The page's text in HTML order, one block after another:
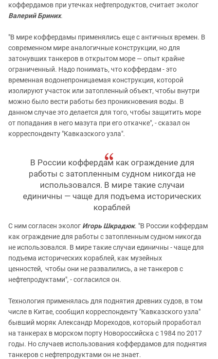
коффердамов при утечках нефтепродуктов, считает эколог
Валерий Бриних.
"В мире коффердамы применялись еще с античных времен. В
современном мире аналогичные конструкции, но для
затонувших танкеров в открытом море — опыт крайне
ограниченный. Надо понимать, что коффердам - это
временная водонепроницаемая конструкция, которой
изолируют участок или затопленный объект, чтобы внутри
можно было вести работы без проникновения воды. В
данном случае это делается для того, чтобы защитить море
от попадания в него мазута при его откачке", - сказал он
корреспонденту "Кавказского узла".
В России коффердам как ограждение для
работы с затопленным судном никогда не
использовался. В мире такие случаи
единичны — чаще для подъема исторических
кораблей
С ним согласен эколог Игорь Шкрадюк. "В России коффердам
как ограждение для работы с затопленным судном никогда
не использовался. В мире такие случаи единичны - чаще для
подъема исторических кораблей, как музейных
ценностей, чтобы они не развалились, а не танкеров с
нефтепродуктами", - согласился он.
Технология применялась для поднятия древних судов, в том
числе в Китае, сообщил корреспонденту "Кавказского узла"
бывший моряк Александр Мореходов, который проработал
на танкерах в морском порту Новороссийска с 1984 по 2017
годы. Но случаев использования коффердамов для поднятия
танкеров с нефтепродуктами он не знает.